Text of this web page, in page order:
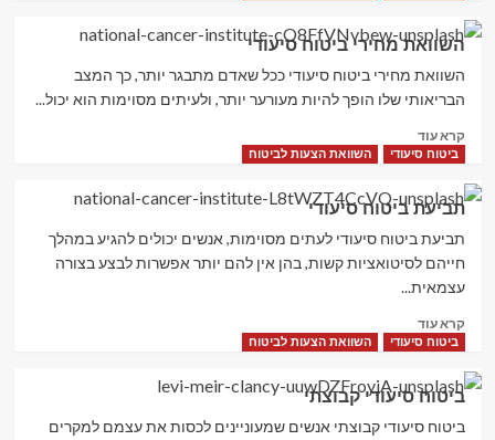
ביטוח
סיעודי
לחולי
סרטן
השוואת מחירי ביטוח סיעודי
השוואת מחירי ביטוח סיעודי ככל שאדם מתבגר יותר, כך המצב
הבריאותי שלו הופך להיות מעורער יותר, ולעיתים מסוימות הוא יכול...
קרא עודRead
more
השוואת
מחירי
ביטוח
סיעודי
ביטוח סיעודי השוואת הצעות לביטוח
תביעת ביטוח סיעודי
תביעת ביטוח סיעודי לעתים מסוימות, אנשים יכולים להגיע במהלך
חייהם לסיטואציות קשות, בהן אין להם יותר אפשרות לבצע בצורה
עצמאית...
קרא עודRead
more
תביעת
ביטוח
סיעודי
ביטוח סיעודי השוואת הצעות לביטוח
ביטוח סיעודי קבוצתי
ביטוח סיעודי קבוצתי אנשים שמעוניינים לכסות את עצמם למקרים